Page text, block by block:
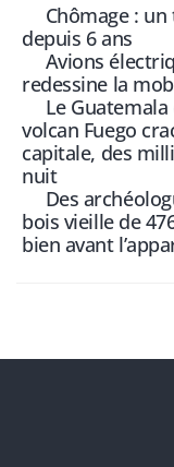
Chômage :
depuis 6 ans
Avions
redessine la
Le
volcan Fuego
capitale, des
nuit
Des
bois vieille de
bien avant